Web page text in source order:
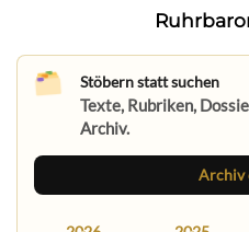
Stöbern statt suchen
Texte, Rubriken,
Archiv.
Archiv